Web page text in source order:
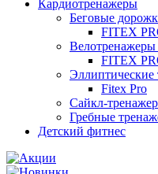
Кардиотренажеры
Беговые
FITEX
Велотренажеры
FITEX
Эллиптические
Fitex Pro
Сайкл-
Гребные
Детский фитнес